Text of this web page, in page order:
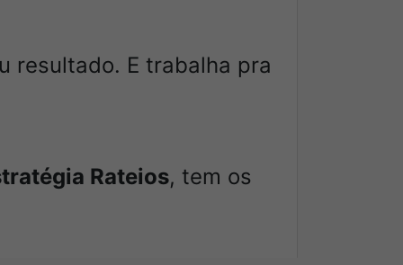
resultado. E trabalha pra
Rateios, tem os